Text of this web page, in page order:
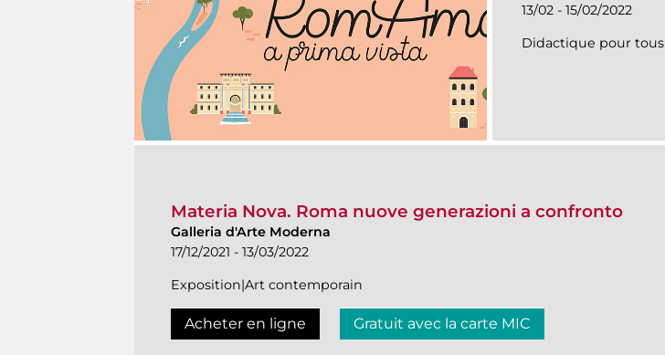
13/02 - 15/02/2022
Didactique pour tous
Materia Nova. Roma nuove generazioni a confronto
Galleria d'Arte Moderna
17/12/2021 - 13/03/2022
Exposition|Art contemporain
Acheter en ligne Gratuit avec la carte MIC